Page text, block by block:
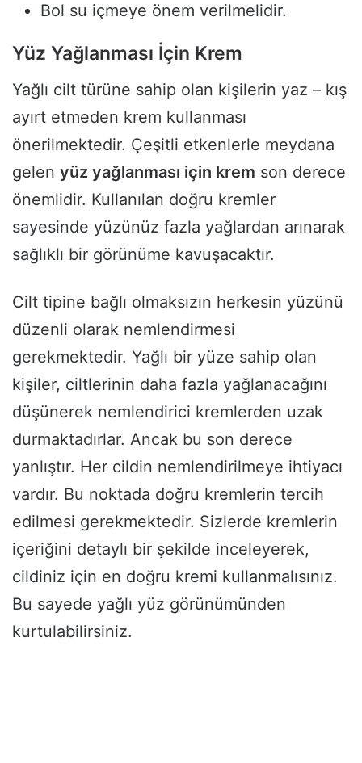
Bol su içmeye önem verilmelidir.
Yüz Yağlanması İçin Krem
Yağlı cilt türüne sahip olan kişilerin yaz – kış
ayırt etmeden krem kullanması
önerilmektedir. Çeşitli etkenlerle meydana
gelen yüz yağlanması için krem son derece
önemlidir. Kullanılan doğru kremler
sayesinde yüzünüz fazla yağlardan arınarak
sağlıklı bir görünüme kavuşacaktır.
Cilt tipine bağlı olmaksızın herkesin yüzünü
düzenli olarak nemlendirmesi
gerekmektedir. Yağlı bir yüze sahip olan
kişiler, ciltlerinin daha fazla yağlanacağını
düşünerek nemlendirici kremlerden uzak
durmaktadırlar. Ancak bu son derece
yanlıştır. Her cildin nemlendirilmeye ihtiyacı
vardır. Bu noktada doğru kremlerin tercih
edilmesi gerekmektedir. Sizlerde kremlerin
içeriğini detaylı bir şekilde inceleyerek,
cildiniz için en doğru kremi kullanmalısınız.
Bu sayede yağlı yüz görünümünden
kurtulabilirsiniz.